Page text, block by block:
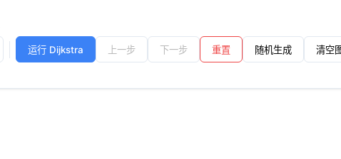
运行 Dijkstra 上一步 下一步 重置 随机生成 清空